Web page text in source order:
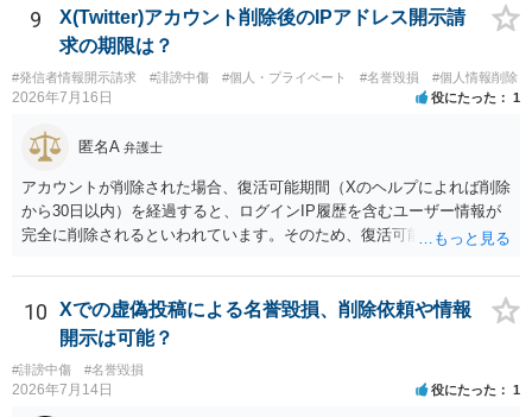
9
X(Twitter)アカウント削除後のIPアドレス開示請
求の期限は？
#発信者情報開示請求 #誹謗中傷 #個人・プライベート #名誉毀損 #個人情報削除
2026年7月16日 役にたった 1
匿名A 弁護士
アカウントが削除された場合、復活可能期間（Xのヘルプによれば削除
から30日以内）を経過すると、ログインIP履歴を含むユーザー情報が
完全に削除されるといわれています。そのため、復活可能期間が経過
社はアカウント情報の保有確認すら異常なまでに時間がかかるので、
削除から1か月以内の申立てであっても不保有回答があり得ます）。
10
Xでの虚偽投稿による名誉毀損、削除依頼や情報
開示は可能？
#誹謗中傷 #名誉毀損
2026年7月14日 役にたった 1